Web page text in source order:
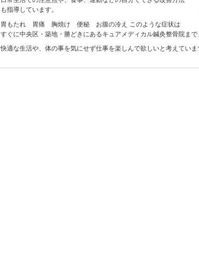
も指導しています。
胃もたれ 胃痛 胸焼け 便秘 お腹の冷え このような症状は
すぐに中央区・築地・勝どきにあるキュアメディカル鍼灸整骨院まで
快適な生活や、体の事を気にせず仕事を楽しんで欲しいと考えていま